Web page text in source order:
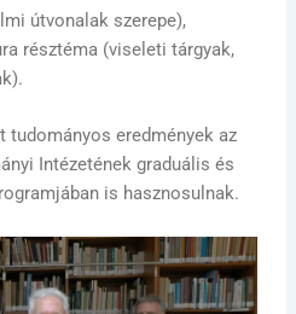
útvonalak szerepe),
résztéma (viseleti tárgyak,
eredmények az
Intézetének graduális és
is hasznosulnak.